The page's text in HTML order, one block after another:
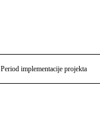
Period implementacije projekta